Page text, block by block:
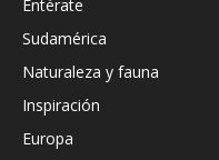
Entérate
Sudamérica
Naturaleza y fauna
Inspiración
Europa